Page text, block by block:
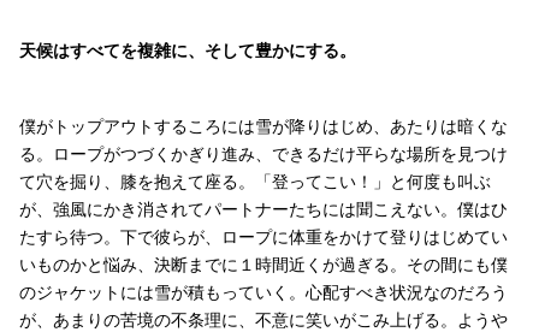
天候はすべてを複雑に、そして豊かにする。
僕がトップアウトするころには雪が降りはじめ、あたりは暗くな
る。ロープがつづくかぎり進み、できるだけ平らな場所を見つけ
て穴を掘り、膝を抱えて座る。「登ってこい！」と何度も叫ぶ
が、強風にかき消されてパートナーたちには聞こえない。僕はひ
たすら待つ。下で彼らが、ロープに体重をかけて登りはじめてい
いものかと悩み、決断までに１時間近くが過ぎる。その間にも僕
のジャケットには雪が積もっていく。心配すべき状況なのだろう
が、あまりの苦境の不条理に、不意に笑いがこみ上げる。ようや